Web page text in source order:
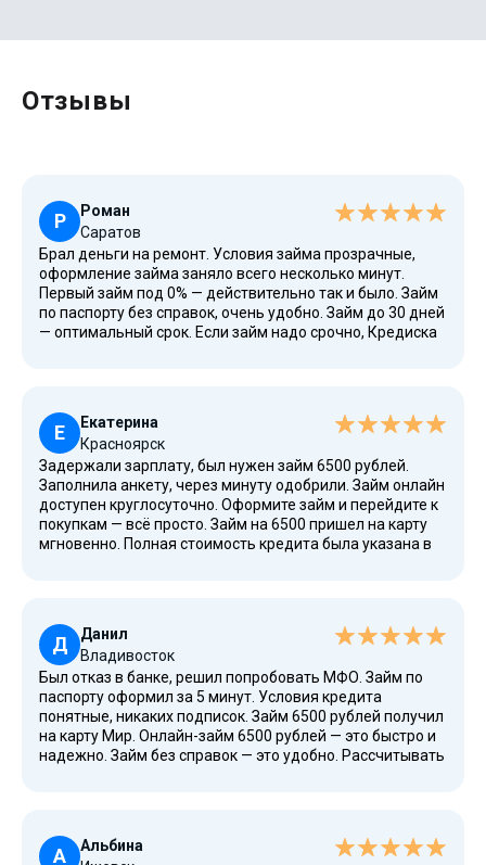
Отзывы
Р
Роман
Саратов
Брал деньги на ремонт. Условия займа прозрачные,
оформление займа заняло всего несколько минут.
Первый займ под 0% — действительно так и было. Займ
по паспорту без справок, очень удобно. Займ до 30 дней
— оптимальный срок. Если займ надо срочно, Кредиска
даже с плохой КИ.
Е
Екатерина
Красноярск
Задержали зарплату, был нужен займ 6500 рублей.
Заполнила анкету, через минуту одобрили. Займ онлайн
доступен круглосуточно. Оформите займ и перейдите к
покупкам — всё просто. Займ на 6500 пришел на карту
мгновенно. Полная стоимость кредита была указана в
Д
Данил
Владивосток
Был отказ в банке, решил попробовать МФО. Займ по
паспорту оформил за 5 минут. Условия кредита
понятные, никаких подписок. Займ 6500 рублей получил
на карту Мир. Онлайн-займ 6500 рублей — это быстро и
надежно. Займ без справок — это удобно. Рассчитывать
А
Альбина